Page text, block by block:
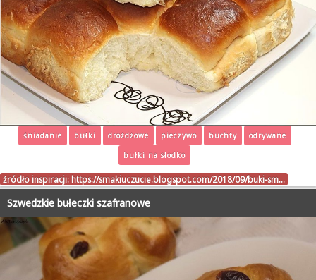
śniadanie bułki drożdżowe pieczywo buchty
odrywane
bułki na słodko
źródło inspiracji: https://smakiuczucie.blogspot.com/2018/09/buki-sm…
Szwedzkie bułeczki szafranowe